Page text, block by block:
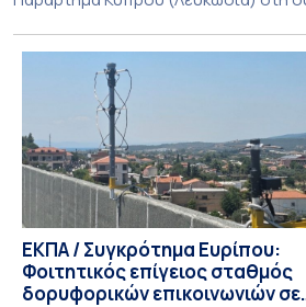
παράταση της προθεσμίας
ενδιαφέροντος για την φοίτηση σε
Τμημάτων του Πανεπιστημίου μας
για το ακαδημαϊκό έτος 2026-2027,
Αυγούστου 2026. […]
ΕΚΠΑ / Συγκρότημα Ευρίπου:
Φοιτητικός επίγειος σταθμός
δορυφορικών επικοινωνιών σε